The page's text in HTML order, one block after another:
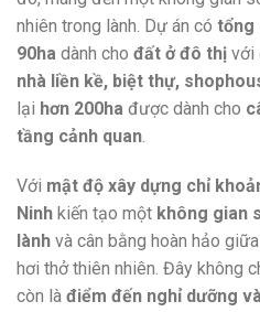
nhiên trong lành. Dự án có tổng
90ha dành cho đất ở đô thị với
nhà liền kề, biệt thự,
lại hơn 200ha được dành cho
tầng cảnh quan
Với mật độ xây dựng chỉ
Ninh kiến tạo một không gian
lành và cân bằng hoàn hảo
hơi thở thiên nhiên. Đây không
còn là điểm đến nghỉ dưỡng